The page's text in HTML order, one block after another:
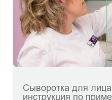
Сыворотка для
инструкция по